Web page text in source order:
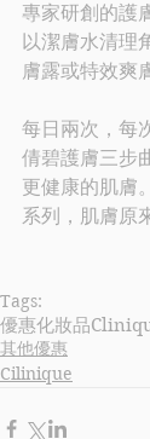
專家研創的護
以潔膚水清理
膚露或特效爽
每日兩次，每
倩碧護膚三步
更健康的肌膚
系列，肌膚原
Tags:
優惠化妝品
其他優惠
Cilinique